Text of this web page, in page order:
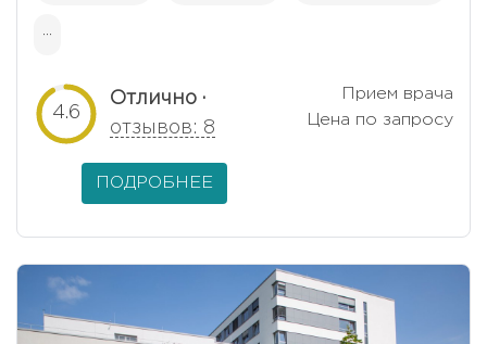
···
4.6
Отлично ·
отзывов: 8
Прием врача
Цена по запросу
ПОДРОБНЕЕ